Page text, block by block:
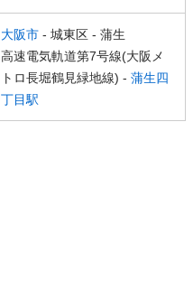
大阪市 - 城東区 - 蒲生
高速電気軌道第7号線(大阪メ
トロ長堀鶴見緑地線) - 蒲生四
丁目駅